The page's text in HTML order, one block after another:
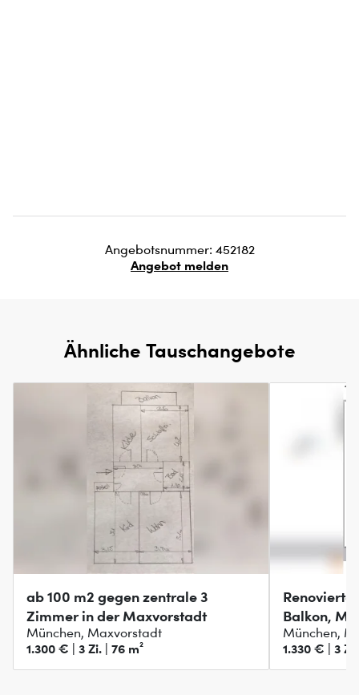
Angebotsnummer: 452182
Angebot melden
Ähnliche Tauschangebote
ab 100 m2 gegen zentrale 3
Zimmer in der Maxvorstadt
München, Maxvorstadt
1.300 € | 3 Zi. | 76 m²
Renovierte
Balkon,
München,
1.330 € | 3